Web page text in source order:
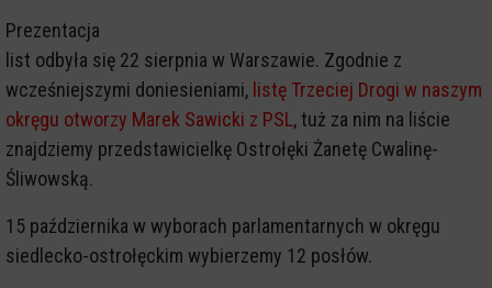
Prezentacja
list odbyła się 22 sierpnia w Warszawie. Zgodnie z
wcześniejszymi doniesieniami, listę Trzeciej Drogi w naszym
okręgu otworzy Marek Sawicki z PSL, tuż za nim na liście
znajdziemy przedstawicielkę Ostrołęki Żanetę Cwalinę-
Śliwowską.
15 października w wyborach parlamentarnych w okręgu
siedlecko-ostrołęckim wybierzemy 12 posłów.